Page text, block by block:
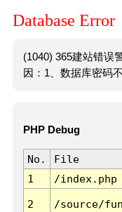
Database Error
(1040) 365建站错误
因：1、数据库密码
PHP Debug
No. File
1
/index.php
2 /source/